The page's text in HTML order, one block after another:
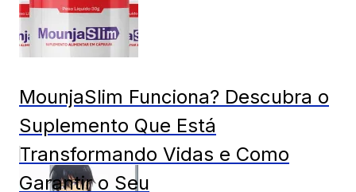
MounjaSlim Funciona? Descubra o
Suplemento Que Está
Transformando Vidas e Como
Garantir o Seu